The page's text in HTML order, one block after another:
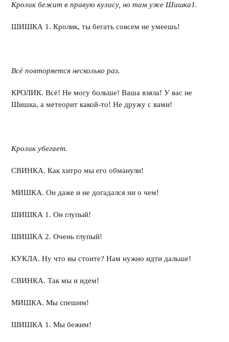
Кролик бежит в правую кулису, но там уже Шишка1.
ШИШКА 1. Кролик, ты бегать совсем не умеешь!
Всё повторяется несколько раз.
КРОЛИК. Всё! Не могу больше! Ваша взяла! У вас не
Шишка, а метеорит какой-то! Не дружу с вами!
Кролик убегает.
СВИНКА. Как хитро мы его обманули!
МИШКА. Он даже и не догадался ни о чем!
ШИШКА 1. Он глупый!
ШИШКА 2. Очень глупый!
КУКЛА. Ну что вы стоите? Нам нужно идти дальше!
СВИНКА. Так мы и идем!
МИШКА. Мы спешим!
ШИШКА 1. Мы бежим!